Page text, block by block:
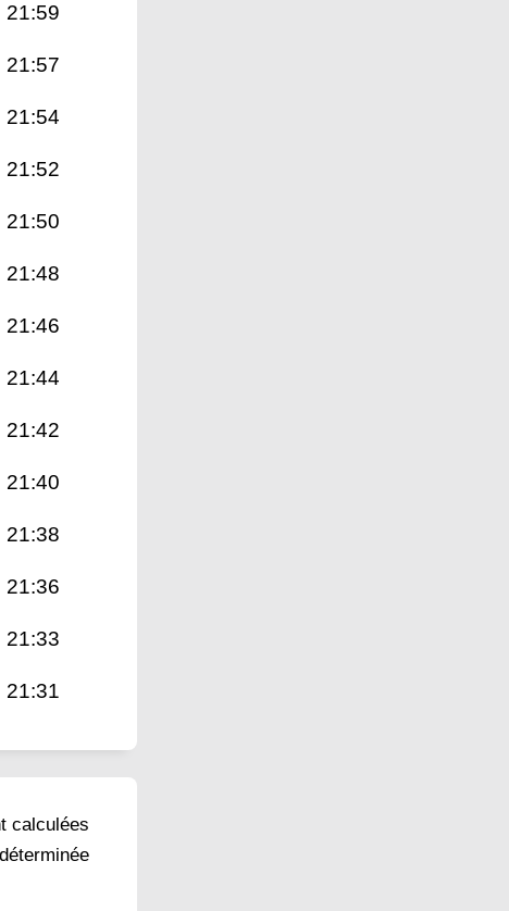
21:59
21:57
21:54
21:52
21:50
21:48
21:46
21:44
21:42
21:40
21:38
21:36
21:33
21:31
calculées